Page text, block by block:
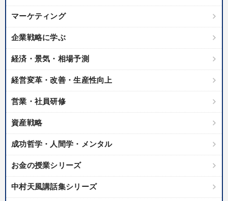
マーケティング
企業戦略に学ぶ
経済・景気・相場予測
経営変革・改善・生産性向上
営業・社員研修
資産戦略
成功哲学・人間学・メンタル
お金の授業シリーズ
中村天風講話集シリーズ